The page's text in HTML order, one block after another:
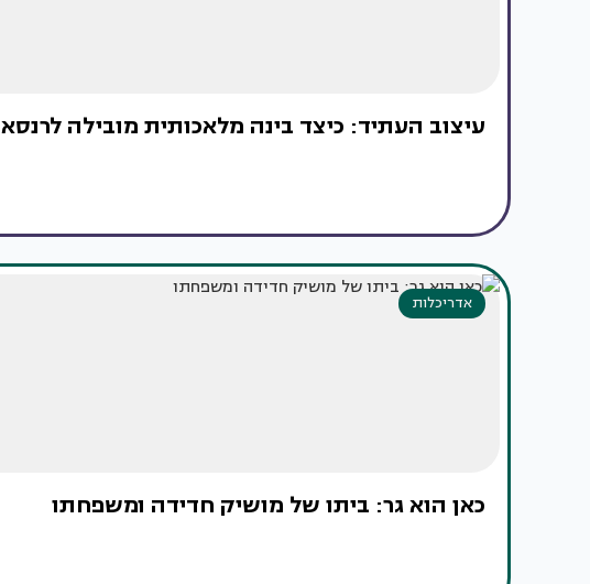
עיצוב העתיד: כיצד בינה מלאכותית מובילה
אדריכלות
כאן הוא גר: ביתו של מושיק חדידה ומשפחתו